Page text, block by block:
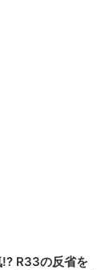
R33の反省を